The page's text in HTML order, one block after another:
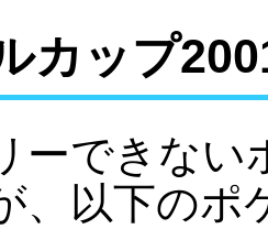
カップ
ーできない
、以下のポ